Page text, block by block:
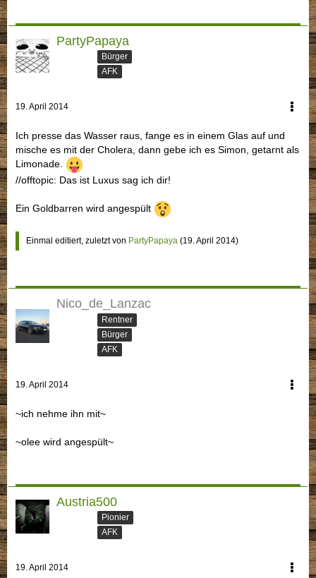
PartyPapaya
Bürger
AFK
19. April 2014
Ich presse das Wasser raus, fange es in einem Glas auf und
mische es mit der Cholera, dann gebe ich es Simon, getarnt als
Limonade.
//offtopic: Das ist Luxus sag ich dir!
Ein Goldbarren wird angespült
Einmal editiert, zuletzt von PartyPapaya (19. April 2014)
Nico_de_Lanzac
Rentner
Bürger
AFK
19. April 2014
~ich nehme ihn mit~
~olee wird angespült~
Austria500
Pionier
AFK
19. April 2014